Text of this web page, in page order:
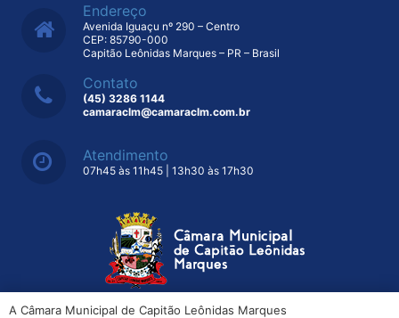
Endereço
Avenida Iguaçu nº 290 – Centro
CEP: 85790-000
Capitão Leônidas Marques – PR – Brasil
Contato
(45) 3286 1144
camaraclm@camaraclm.com.br
Atendimento
07h45 às 11h45 | 13h30 às 17h30
A Câmara Municipal de Capitão Leônidas Marques